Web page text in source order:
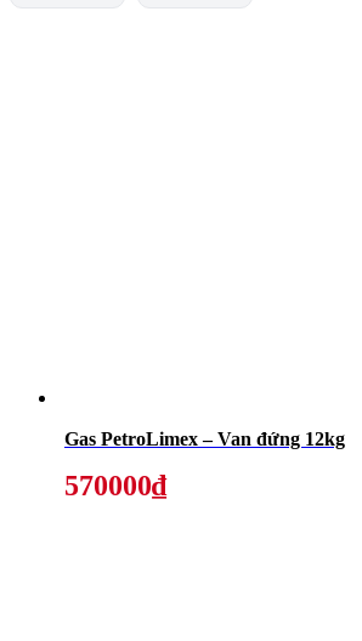
Gas PetroLimex – Van đứng 12kg
570000₫